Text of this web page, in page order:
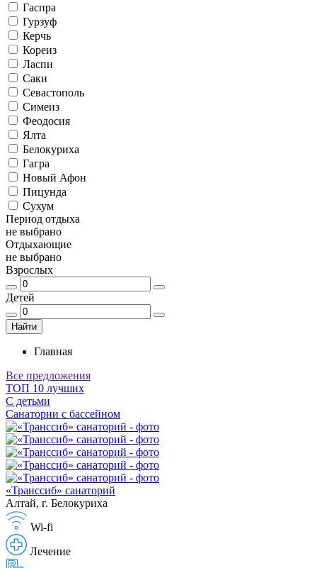
Гаспра
Гурзуф
Керчь
Кореиз
Ласпи
Саки
Севастополь
Симеиз
Феодосия
Ялта
Белокуриха
Гагра
Новый Афон
Пицунда
Сухум
Период отдыха
не выбрано
Отдыхающие
не выбрано
Взрослых
Детей
Найти
Главная
Все предложения
ТОП 10 лучших
С детьми
Санатории с бассейном
«Транссиб» санаторий
Алтай, г. Белокуриха
Wi-fi
Лечение